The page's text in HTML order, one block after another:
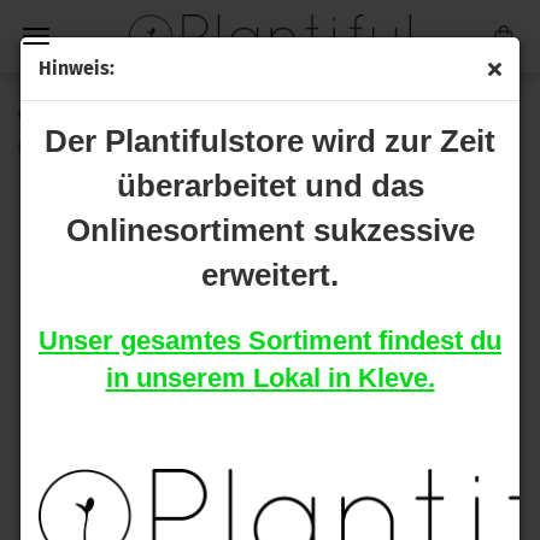
Hinweis:
Der Plantifulstore wird zur Zeit
überarbeitet und das
Onlinesortiment sukzessive
erweitert.
Unser gesamtes Sortiment findest du
in unserem Lokal in Kleve.
OCB Activ Tips Slim Premium 10er
(Art.Nr.:2-204-1)